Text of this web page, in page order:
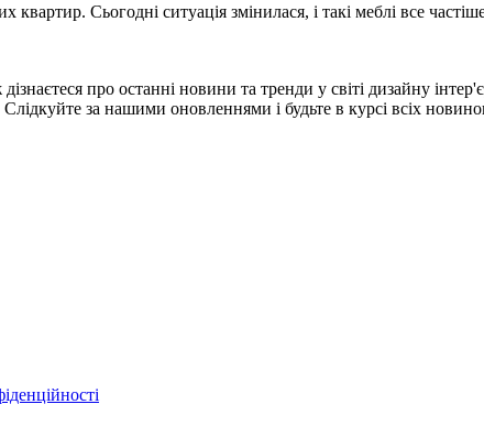
Сьогодні ситуація змінилася, і такі меблі все
про останні новини та тренди у світі дизайну
за нашими оновленнями і будьте в курсі всіх